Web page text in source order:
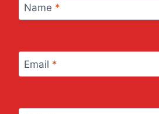
Name *
Email *